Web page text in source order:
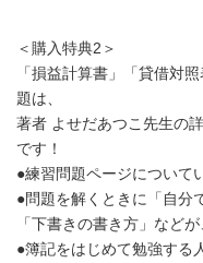
＜購入特典2＞
「損益計算書」「貸借対
題は、
著者 よせだあつこ先生の
です！
●練習問題ページについて
●問題を解くときに「自分
「下書きの書き方」など
●簿記をはじめて勉強する